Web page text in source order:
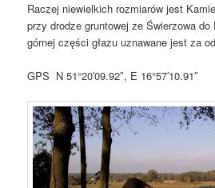
Raczej niewielkich rozmiarów jest
przy drodze gruntowej ze Świerzowa do
górnej części głazu uznawane jest za
GPS N 51°20′09.92″, E 16°57′10.91″